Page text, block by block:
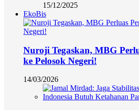
15/12/2025
EkoBis
Nuroji Tegaskan, MBG
ke Pelosok Negeri!
14/03/2026